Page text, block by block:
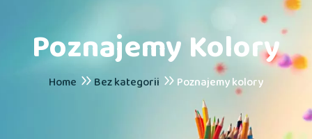
Poznajemy Kolory
Home Bez kategorii Poznajemy kolory